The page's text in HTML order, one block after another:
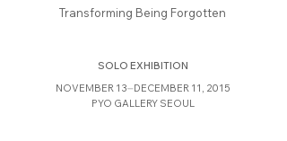
Transforming Being Forgotten
SOLO EXHIBITION
NOVEMBER 13⏤DECEMBER 11, 2015
PYO GALLERY SEOUL